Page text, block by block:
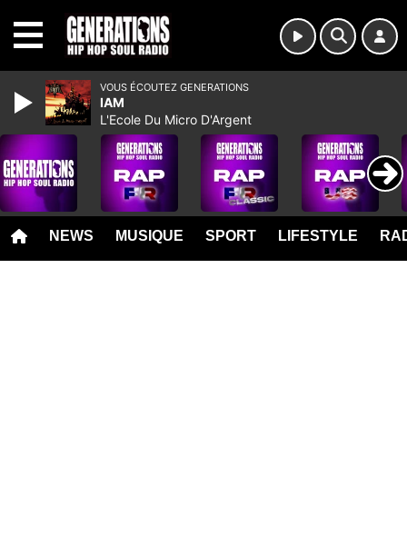
NEWS MUSIQUE SPORT LIFESTYLE
VOUS ÉCOUTEZ GENERATIONS
IAM
L'Ecole Du Micro D'Argent